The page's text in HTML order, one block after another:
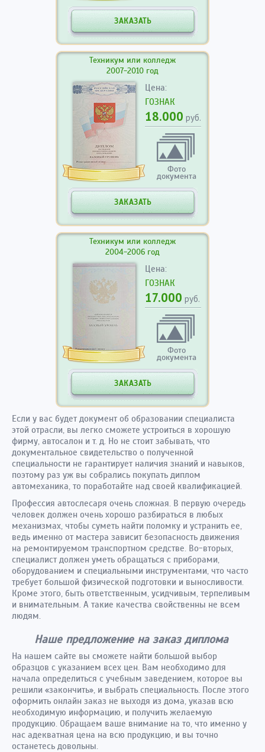
ЗАКАЗАТЬ
Техникум или колледж
2007-2010 год
Цена:
ГОЗНАК
18.000 руб.
Фото
документа
ЗАКАЗАТЬ
Техникум или колледж
2004-2006 год
Цена:
ГОЗНАК
17.000 руб.
Фото
документа
ЗАКАЗАТЬ
Если у вас будет документ об образовании специалиста
этой отрасли, вы легко сможете устроиться в хорошую
фирму, автосалон и т. д. Но не стоит забывать, что
документальное свидетельство о полученной
специальности не гарантирует наличия знаний и навыков,
поэтому раз уж вы собрались покупать диплом
автомеханика, то поработайте над своей квалификацией.
Профессия автослесаря очень сложная. В первую очередь
человек должен очень хорошо разбираться в любых
механизмах, чтобы суметь найти поломку и устранить ее,
ведь именно от мастера зависит безопасность движения
на ремонтируемом транспортном средстве. Во-вторых,
специалист должен уметь обращаться с приборами,
оборудованием и специальными инструментами, что часто
требует большой физической подготовки и выносливости.
Кроме этого, быть ответственным, усидчивым, терпеливым
и внимательным. А такие качества свойственны не всем
людям.
Наше предложение на заказ диплома
На нашем сайте вы сможете найти большой выбор
образцов с указанием всех цен. Вам необходимо для
начала определиться с учебным заведением, которое вы
решили «закончить», и выбрать специальность. После этого
оформить онлайн заказ не выходя из дома, указав всю
необходимую информацию, и получить желаемую
продукцию. Обращаем ваше внимание на то, что именно у
нас адекватная цена на всю продукцию, и вы точно
останетесь довольны.